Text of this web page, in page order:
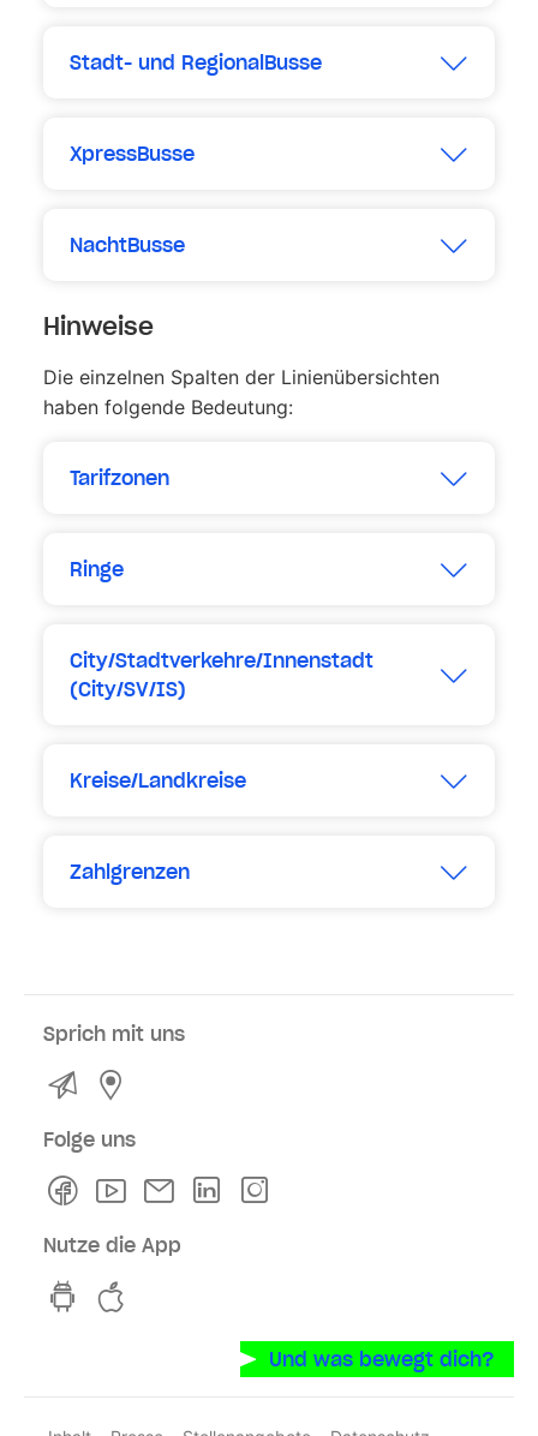
Stadt- und RegionalBusse
XpressBusse
NachtBusse
Hinweise
Die einzelnen Spalten der Linienübersichten
haben folgende Bedeutung:
Tarifzonen
Ringe
City/Stadtverkehre/Innenstadt
(City/SV/IS)
Kreise/Landkreise
Zahlgrenzen
Sprich mit uns
Kontakt
Folge uns
FacebookYoutubeNewsletterLinkedln
Nutze die App
hvv switch App auf GooglePlay
Und was bewegt dich?